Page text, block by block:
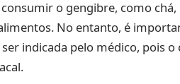
o gengibre, como
No entanto, é
indicada pelo médico, pois